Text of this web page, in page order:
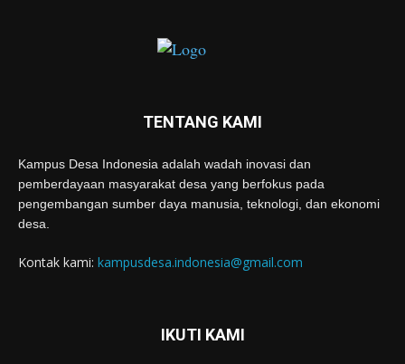
TENTANG KAMI
Kampus Desa Indonesia adalah wadah inovasi dan
pemberdayaan masyarakat desa yang berfokus pada
pengembangan sumber daya manusia, teknologi, dan ekonomi
desa.
Kontak kami: kampusdesa.indonesia@gmail.com
IKUTI KAMI